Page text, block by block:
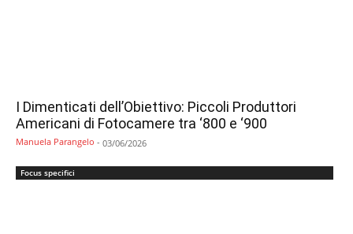
I Dimenticati dell’Obiettivo: Piccoli Produttori
Americani di Fotocamere tra ‘800 e ‘900
Manuela Parangelo - 03/06/2026
Focus specifici